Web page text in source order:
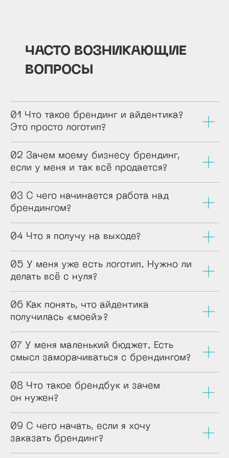
ЧАСТО ВОЗНИКАЮЩИЕ
ВОПРОСЫ
01 Что такое брендинг и айдентика?
Это просто логотип?
02 Зачем моему бизнесу брендинг,
если у меня и так всё продается?
03 С чего начинается работа над
брендингом?
04 Что я получу на выходе?
05 У меня уже есть логотип. Нужно ли
делать всё с нуля?
06 Как понять, что айдентика
получилась «моей»?
07 У меня маленький бюджет. Есть
смысл заморачиваться с брендингом?
08 Что такое брендбук и зачем
он нужен?
09 С чего начать, если я хочу
заказать брендинг?